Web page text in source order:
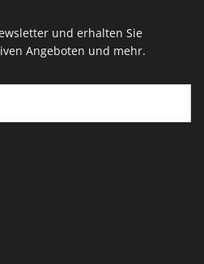
und erhalten Sie
Angeboten und mehr.